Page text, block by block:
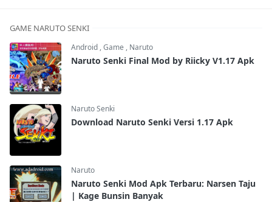
GAME NARUTO SENKI
Android ,Game , Naruto
Naruto Senki Final Mod by Riicky V1.17 Apk
Naruto Senki
Download Naruto Senki Versi 1.17 Apk
Naruto
Naruto Senki Mod Apk Terbaru: Narsen Taju
| Kage Bunsin Banyak